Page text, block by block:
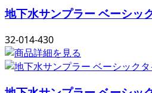
地下水サンプラー ベーシッ
32-014-430